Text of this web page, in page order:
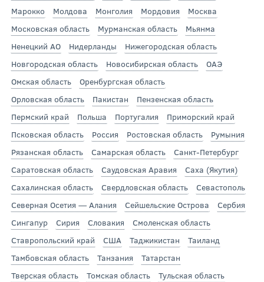
Марокко
Молдова Монголия Мордовия
Москва
Московская область
Мурманская область
Мьянма
Ненецкий АО
Нидерланды
Нижегородская область
Новгородская область
Новосибирская область
ОАЭ
Омская область
Оренбургская область
Орловская область
Пакистан
Пензенская область
Пермский край
Польша Португалия
Приморский край
Псковская область
Россия Ростовская область
Румыния
Рязанская область
Самарская область
Санкт-Петербург
Саратовская область
Саудовская Аравия
Саха (Якутия)
Сахалинская область
Свердловская область
Севастополь
Северная Осетия — Алания
Сейшельские Острова
Сербия
Сингапур
Сирия Словакия
Смоленская область
Ставропольский край
США Таджикистан
Таиланд
Тамбовская область
Танзания
Татарстан
Тверская область
Томская область
Тульская область